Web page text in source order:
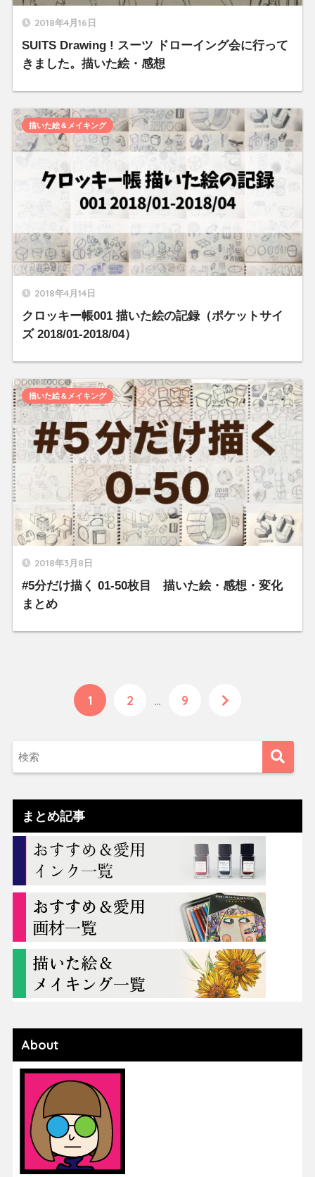
2018年4月16日
SUITS Drawing ! スーツ ドローイング会に行って
きました。描いた絵・感想
2018年4月14日
クロッキー帳001 描いた絵の記録（ポケットサイ
ズ 2018/01-2018/04）
描いた絵＆メイキング
2018年3月8日
#5分だけ描く 01-50枚目 描いた絵・感想・変化
まとめ
描いた絵＆メイキング
1 2 … 9
まとめ記事
About